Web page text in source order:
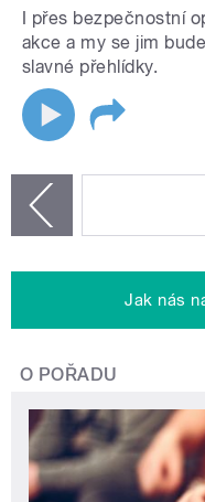
I přes bezpečnostní
akce a my se jim
slavné přehlídky.
Jak nás
O POŘADU